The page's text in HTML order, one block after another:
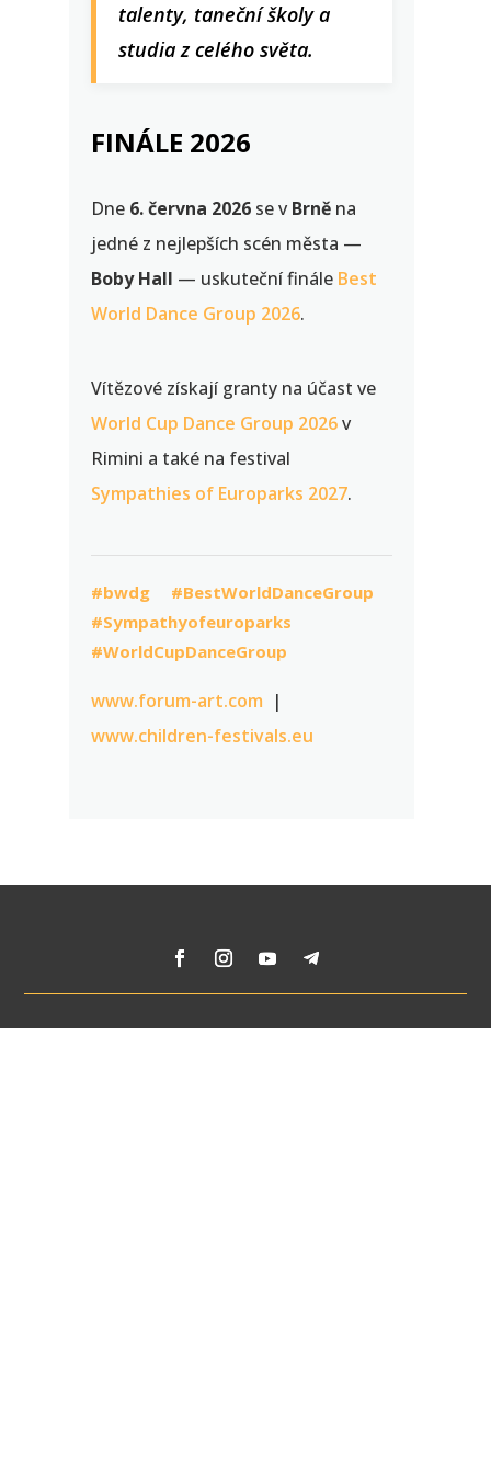
talenty, taneční školy a
studia z celého světa.
FINÁLE 2026
Dne 6. června 2026se v Brněna
jedné z nejlepších scén města —
Boby Hall — uskuteční finále Best
World Dance Group 2026.
Vítězové získají granty na účast ve
World Cup Dance Group 2026v
Rimini a také na festival
Sympathies of Europarks 2027.
#bwdg
#BestWorldDanceGroup
#Sympathyofeuroparks
#WorldCupDanceGroup
www.forum-art.com |
www.children-festivals.eu